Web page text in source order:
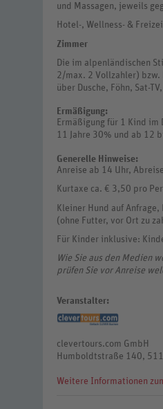
und Massagen, jeweils
Hotel-, Wellness- &
Zimmer
Die im alpenländischen
2/max. 2 Vollzahler) bzw.
über Dusche, Föhn, Sat-
Ermäßigung:
Ermäßigung für 1 Kind
11 Jahre 30% und ab 12
Generelle Hinweise:
Anreise ab 14 Uhr,
Kurtaxe ca. € 3,50 pro
Kleiner Hund auf
(ohne Futter, vor Ort zu
Für Kinder inklusive:
Wie Sie aus den Medien
prüfen Sie vor Anreise
Veranstalter:
clevertours.com GmbH
Humboldtstraße 140,
Weitere Informationen